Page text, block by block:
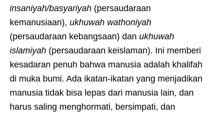
insaniyah/basyariyah (persaudaraan
kemanusiaan), ukhuwah wathoniyah
(persaudaraan kebangsaan) dan ukhuwah
islamiyah (persaudaraan keislaman). Ini memberi
kesadaran penuh bahwa manusia adalah khalifah
di muka bumi. Ada ikatan-ikatan yang menjadikan
manusia tidak bisa lepas dari manusia lain, dan
harus saling menghormati, bersimpati, dan